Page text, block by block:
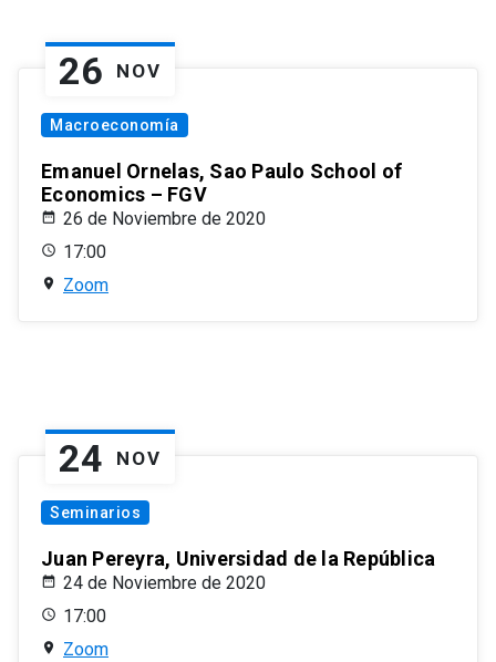
26 NOV
Macroeconomía
Emanuel Ornelas, Sao Paulo School of
Economics – FGV
26 de Noviembre de 2020
17:00
Zoom
24 NOV
Seminarios
Juan Pereyra, Universidad de la República
24 de Noviembre de 2020
17:00
Zoom